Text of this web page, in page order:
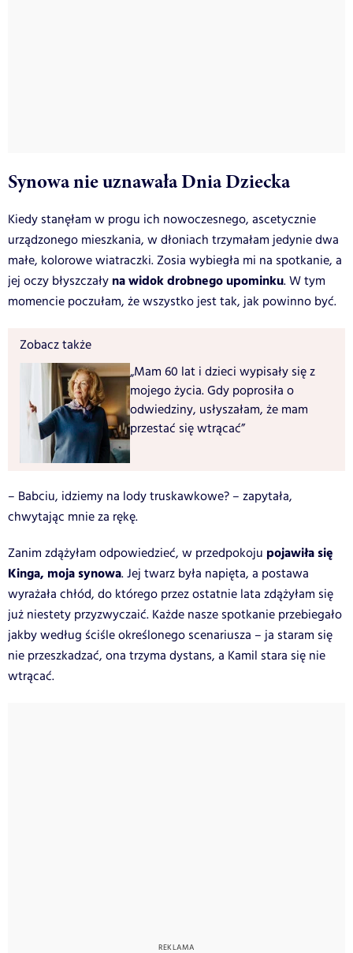
Synowa nie uznawała Dnia Dziecka
Kiedy stanęłam w progu ich nowoczesnego, ascetycznie
urządzonego mieszkania, w dłoniach trzymałam jedynie dwa
małe, kolorowe wiatraczki. Zosia wybiegła mi na spotkanie, a
jej oczy błyszczały na widok drobnego upominku. W tym
momencie poczułam, że wszystko jest tak, jak powinno być.
Zobacz także
„Mam 60 lat i dzieci wypisały się z
mojego życia. Gdy poprosiła o
odwiedziny, usłyszałam, że mam
przestać się wtrącać”
– Babciu, idziemy na lody truskawkowe? – zapytała,
chwytając mnie za rękę.
Zanim zdążyłam odpowiedzieć, w przedpokoju pojawiła się
Kinga, moja synowa. Jej twarz była napięta, a postawa
wyrażała chłód, do którego przez ostatnie lata zdążyłam się
już niestety przyzwyczaić. Każde nasze spotkanie przebiegało
jakby według ściśle określonego scenariusza – ja staram się
nie przeszkadzać, ona trzyma dystans, a Kamil stara się nie
wtrącać.